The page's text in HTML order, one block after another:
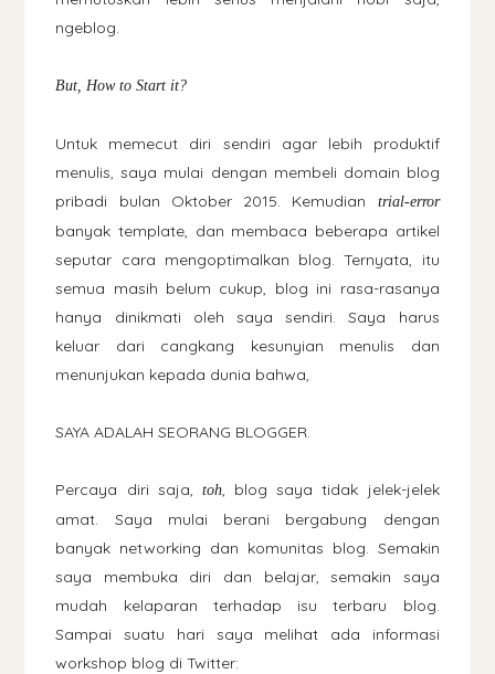
ngeblog.
But, How to Start it?
Untuk memecut diri sendiri agar lebih produktif
menulis, saya mulai dengan membeli domain blog
pribadi bulan Oktober 2015. Kemudian
trial-error
banyak template, dan membaca beberapa artikel
seputar cara mengoptimalkan blog. Ternyata, itu
semua masih belum cukup, blog ini rasa-rasanya
hanya dinikmati oleh saya sendiri. Saya harus
keluar dari cangkang kesunyian menulis dan
menunjukan kepada dunia bahwa,
SAYA ADALAH SEORANG BLOGGER.
Percaya diri saja, toh, blog saya tidak jelek-jelek
amat. Saya mulai berani bergabung dengan
banyak networking dan komunitas blog. Semakin
saya membuka diri dan belajar, semakin saya
mudah kelaparan terhadap isu terbaru blog.
Sampai suatu hari saya melihat ada informasi
workshop blog di Twitter: